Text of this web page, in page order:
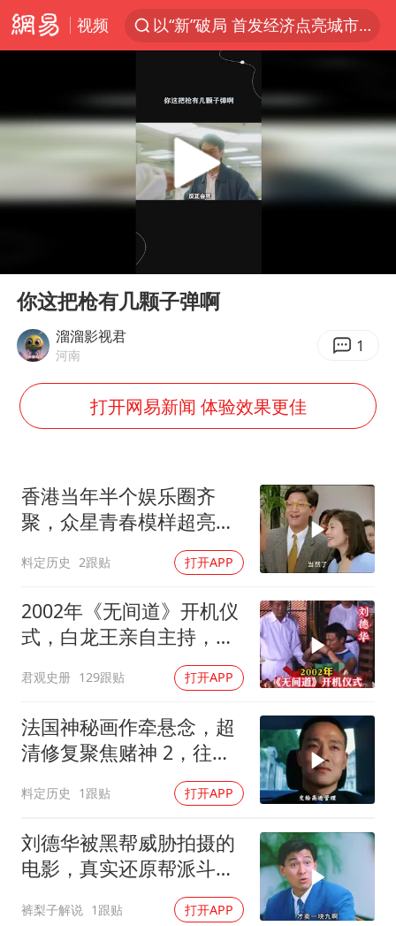
视频
以“新”破局 首发经济点亮城市消费活力
Meta被判支付5.67亿美元
OpenAI为免费用户升级GPT-5.6 Luna
女子开一天一夜空调后二氧化碳中毒
台风白海豚最新路径研判来了
我国编制完成新版全月地质图
男子结婚8年发现3个女儿均非亲生
消费新图景｜多举措提升消费体验 释放夏日经济活力
奋进开新局 实干挑大梁
Play
你这把枪有几颗子弹啊
溜溜影视君
河南 1
打开网易新闻 体验效果更佳
香港当年半个娱乐圈齐
聚，众星青春模样超亮
眼，星爷现身瞬间惊艳
料定历史 2跟贴 打开APP
2002年《无间道》开机仪
式，白龙王亲自主持，预
君观史册 129跟贴 打开APP
法国神秘画作牵悬念，超
清修复聚焦赌神 2，往昔
料定历史 1跟贴 打开APP
刘德华被黑帮威胁拍摄的
电影，真实还原帮派斗
裤梨子解说 1跟贴 打开APP